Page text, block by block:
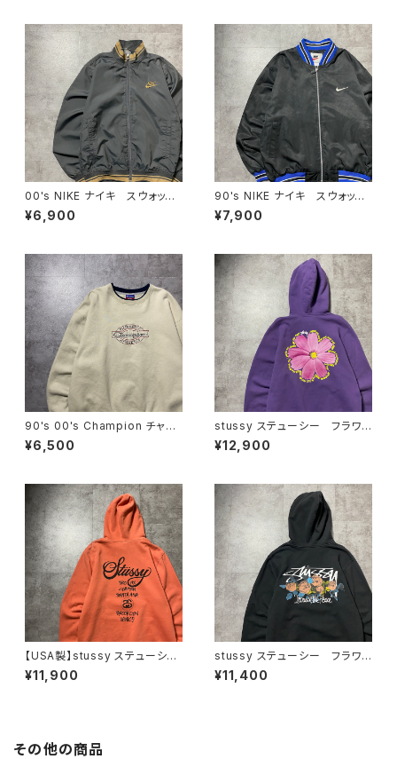
00's NIKE ナイキ スウォッシ
ュ 刺繍ワンポイント ラインリ
ブ グレー 薄手 ナイロンジ
¥6,900
90's NIKE ナイキ スウォッシ
ュ 刺繍ワンポイント バック刺
繍 ラインリブ ブラック×ネイ
¥7,900
90's 00's Champion チャン
ピオン 刺繍ロゴ ラインリ
ブ ベージュ スウェット トレ
¥6,500
stussy ステューシー フラワ
ー グラフィック バックプリン
ト パープル スウェット パー
¥12,900
【USA製】stussy ステューシ
ー ワールドツアー バックプリ
ント オレンジ スウェット パ
¥11,900
stussy ステューシー フラワ
ーグラフィック バックプリン
ト ブラック 黒 スウェット
¥11,400
その他の商品